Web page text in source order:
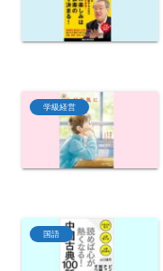
学級経営
国語